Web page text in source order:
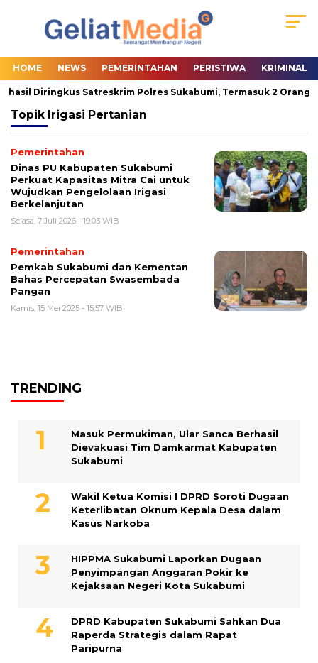
HOME NEWS PEMERINTAHAN PERISTIWA KRIMINAL
Diringkus Satreskrim Polres Sukabumi, Termasuk 2 Orang
Topik Irigasi Pertanian
Pemerintahan
Dinas PU Kabupaten Sukabumi
Perkuat Kapasitas Mitra Cai untuk
Wujudkan Pengelolaan Irigasi
Berkelanjutan
Selasa, 7 Juli 2026 - 19:03 WIB
Pemerintahan
Pemkab Sukabumi dan Kementan
Bahas Percepatan Swasembada
Pangan
Kamis, 15 Mei 2025 - 15:57 WIB
TRENDING
Masuk Permukiman, Ular Sanca Berhasil
Dievakuasi Tim Damkarmat Kabupaten
Sukabumi
Wakil Ketua Komisi I DPRD Soroti Dugaan
Keterlibatan Oknum Kepala Desa dalam
Kasus Narkoba
HIPPMA Sukabumi Laporkan Dugaan
Penyimpangan Anggaran Pokir ke
Kejaksaan Negeri Kota Sukabumi
DPRD Kabupaten Sukabumi Sahkan Dua
Raperda Strategis dalam Rapat
Paripurna